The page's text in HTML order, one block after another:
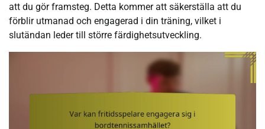
att du gör framsteg. Detta kommer att säkerställa att du
förblir utmanad och engagerad i din träning, vilket i
slutändan leder till större färdighetsutveckling.